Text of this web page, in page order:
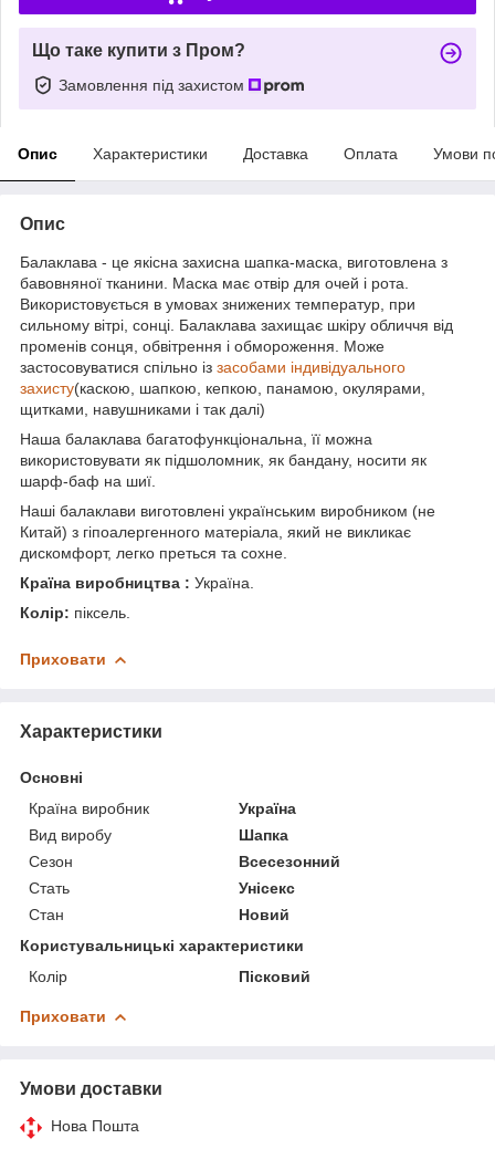
Що таке купити з Пром?
Замовлення під захистом
Опис Характеристики Доставка Оплата Умови
Опис
Балаклава - це якісна захисна шапка-маска, виготовлена з
бавовняної тканини. Маска має отвір для очей і рота.
Використовується в умовах знижених температур, при
сильному вітрі, сонці. Балаклава захищає шкіру обличчя від
променів сонця, обвітрення і обмороження. Може
застосовуватися спільно із засобами індивідуального
захисту(каскою, шапкою, кепкою, панамою, окулярами,
щитками, навушниками і так далі)
Наша балаклава багатофункціональна, її можна
використовувати як підшоломник, як бандану, носити як
шарф-баф на шиї.
Наші балаклави виготовлені українським виробником (не
Китай) з гіпоалергенного матеріала, який не викликає
дискомфорт, легко преться та сохне.
Країна виробництва : Україна.
Колір: піксель.
Приховати
Характеристики
Основні
Країна виробник
Україна
Вид виробу
Шапка
Сезон
Всесезонний
Стать
Унісекс
Стан
Новий
Користувальницькі характеристики
Колір
Пісковий
Приховати
Умови доставки
Нова Пошта